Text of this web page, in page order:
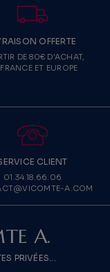
OFFERTE
DE 80€ D'ACHAT,
ET EUROPE
CLIENT
01.34.18.66.06
A.COM
A.
PRIVÉES...